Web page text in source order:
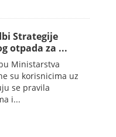
Strategije
otpada za ...
Ministarstva
su korisnicima uz
se pravila
i...